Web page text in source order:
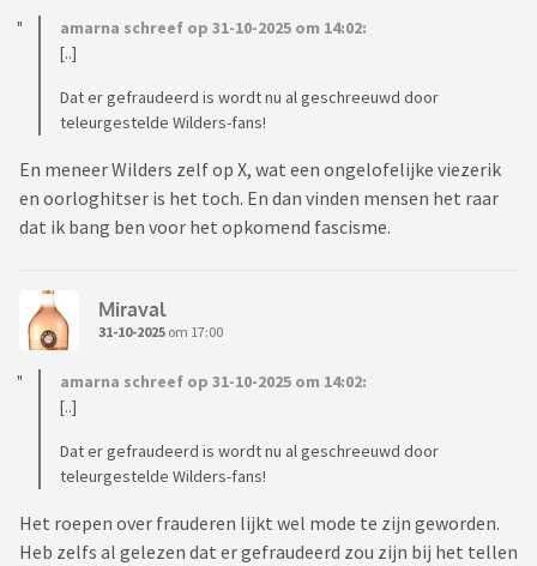
amarna schreef op 31-10-2025 om 14:02:
[..]
Dat er gefraudeerd is wordt nu al geschreeuwd door
teleurgestelde Wilders-fans!
En meneer Wilders zelf op X, wat een ongelofelijke viezerik
en oorloghitser is het toch. En dan vinden mensen het raar
dat ik bang ben voor het opkomend fascisme.
Miraval
31-10-2025 om 17:00
amarna schreef op 31-10-2025 om 14:02:
[..]
Dat er gefraudeerd is wordt nu al geschreeuwd door
teleurgestelde Wilders-fans!
Het roepen over frauderen lijkt wel mode te zijn geworden.
Heb zelfs al gelezen dat er gefraudeerd zou zijn bij het tellen